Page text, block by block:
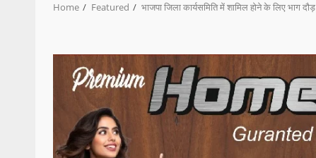
Home Featured भाजपा जिला कार्यसमिति में शामिल होने के लिए भाग दौड़